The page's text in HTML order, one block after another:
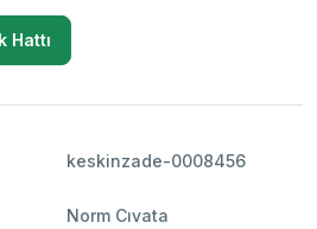
Hattı
keskinzade-0008456
Norm Cıvata